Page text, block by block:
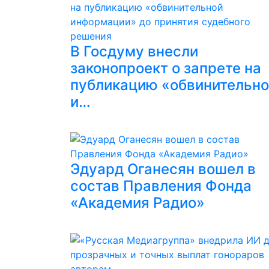
В Госдуму внесли
законопроект о запрете на
публикацию
и…
Эдуард Оганесян вошел в
состав Правления Фонда
«Академия Радио»